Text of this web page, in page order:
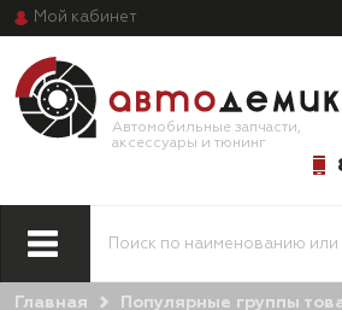
Мой кабинет
Автомобильные запчасти,
аксессуары и тюнинг
Главная Популярные группы